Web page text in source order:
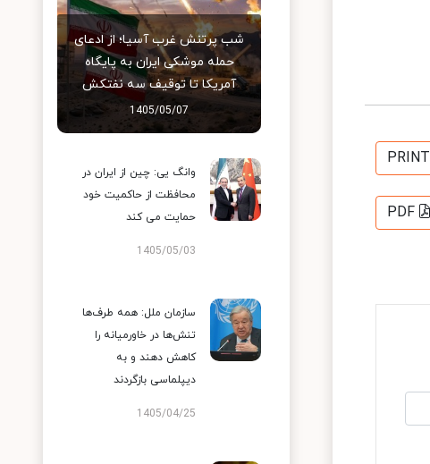
PRINT
PDF
شب پرتنش غرب آسیا؛ از ادعای
حمله موشکی ایران به پایگاه
آمریکا تا توقیف سه نفتکش
1405/05/07
وانگ یی: چین از ایران در
محافظت از حاکمیت خود
حمایت می کند
1405/05/03
سازمان ملل: همه طرف‌ها
تنش‌ها در خاورمیانه را
کاهش دهند و به
دیپلماسی بازگردند
1405/04/25